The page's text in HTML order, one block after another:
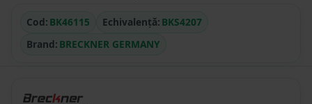
Cod: BK46115 Echivalență: BKS4207
Brand: BRECKNER GERMANY